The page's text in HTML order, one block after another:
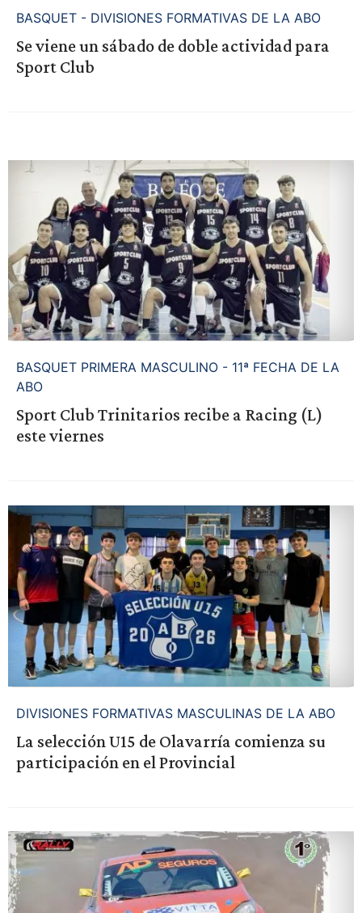
BASQUET - DIVISIONES FORMATIVAS DE LA ABO
Se viene un sábado de doble actividad para
Sport Club
BASQUET PRIMERA MASCULINO - 11ª FECHA DE LA
ABO
Sport Club Trinitarios recibe a Racing (L)
este viernes
DIVISIONES FORMATIVAS MASCULINAS DE LA ABO
La selección U15 de Olavarría comienza su
participación en el Provincial